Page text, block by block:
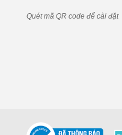
Quét mã QR code để cài đặt